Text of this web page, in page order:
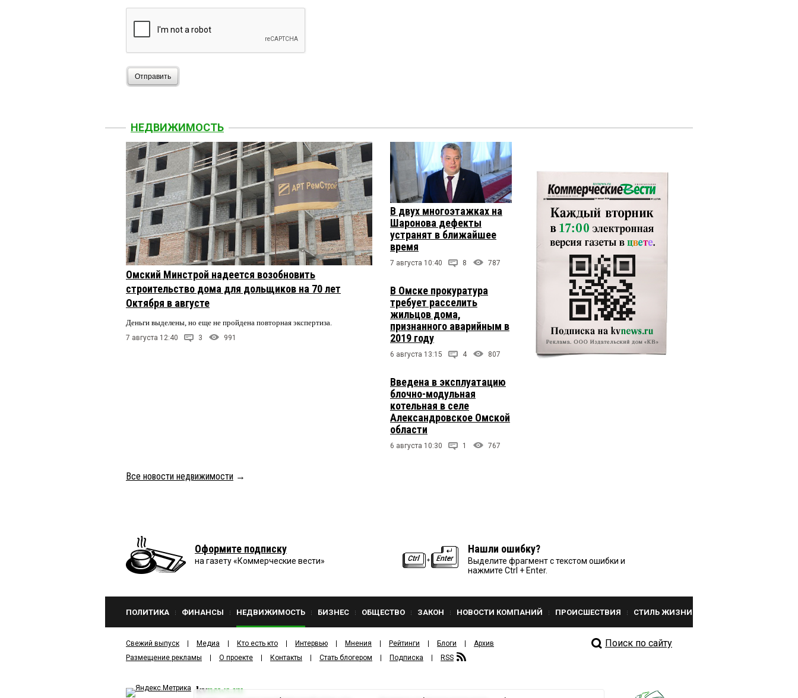
Отправить
НЕДВИЖИМОСТЬ
Омский Минстрой надеется возобновить
строительство дома для дольщиков на 70 лет
Октября в августе
Деньги выделены, но еще не пройдена повторная экспертиза.
7 августа 12:40 3 991
В двух многоэтажках на
Шаронова дефекты
устранят в ближайшее
время
7 августа 10:40 8 787
В Омске прокуратура
требует расселить
жильцов дома,
признанного аварийным в
2019 году
6 августа 13:15 4 807
Введена в эксплуатацию
блочно-модульная
котельная в селе
Александровское Омской
области
6 августа 10:30 1 767
Все новости недвижимости →
Оформите подписку
на газету «Коммерческие вести»
Нашли ошибку?
Выделите фрагмент с текстом ошибки и
нажмите Ctrl + Enter.
ПОЛИТИКА ФИНАНСЫ НЕДВИЖИМОСТЬ БИЗНЕС ОБЩЕСТВО ЗАКОН НОВОСТИ КОМПАНИЙ ПРОИСШЕСТВИЯ СТИЛЬ ЖИЗНИ
Свежий выпуск Медиа Кто есть кто Интервью Мнения Рейтинги Блоги
Архив
Размещение рекламы
О проекте Контакты Стать блогером Подписка RSS
Поиск по сайту
kvnews.ru